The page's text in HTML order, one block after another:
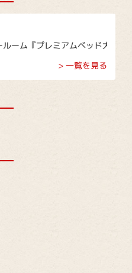
アムベッド大商談会』｜期間：
> 一覧を見る